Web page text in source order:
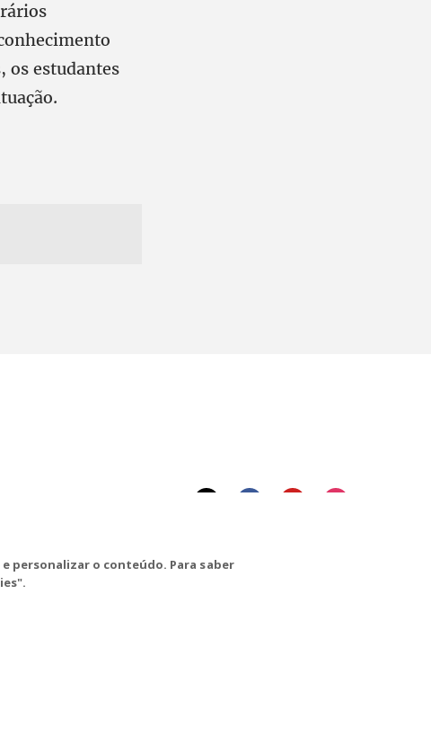
os estudantes
na Base
personalizar o conteúdo. Para saber